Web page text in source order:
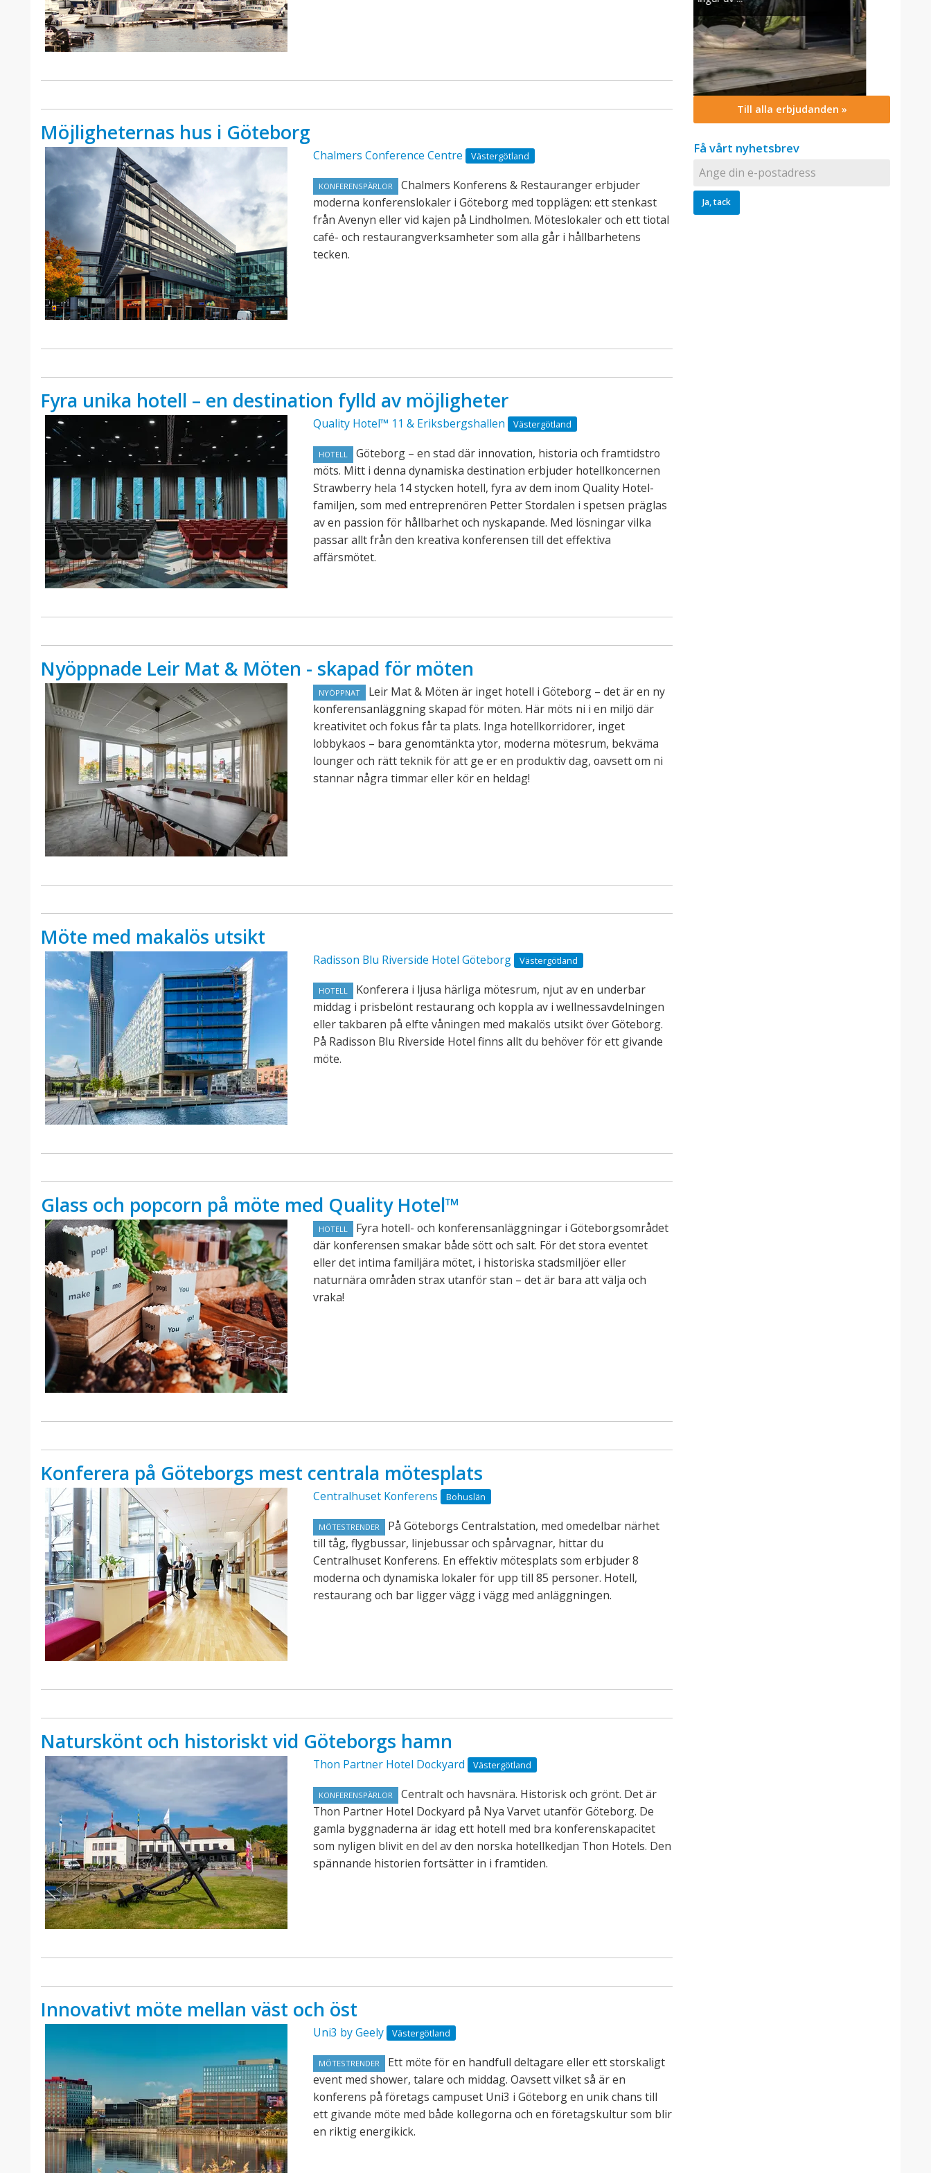
Möjligheternas hus i Göteborg
Chalmers Conference Centre Västergötland
KONFERENSPÄRLOR
Chalmers Konferens & Restauranger erbjuder
moderna konferenslokaler i Göteborg med topplägen: ett stenkast
från Avenyn eller vid kajen på Lindholmen. Möteslokaler och ett tiotal
café- och restaurangverksamheter som alla går i hållbarhetens
tecken.
Fyra unika hotell – en destination fylld av möjligheter
Quality Hotel™ 11 & Eriksbergshallen Västergötland
HOTELL
Göteborg – en stad där innovation, historia och framtidstro
möts. Mitt i denna dynamiska destination erbjuder hotellkoncernen
Strawberry hela 14 stycken hotell, fyra av dem inom Quality Hotel-
familjen, som med entreprenören Petter Stordalen i spetsen präglas
av en passion för hållbarhet och nyskapande. Med lösningar vilka
passar allt från den kreativa konferensen till det effektiva
affärsmötet.
Nyöppnade Leir Mat & Möten - skapad för möten
NYÖPPNAT
Leir Mat & Möten är inget hotell i Göteborg – det är en ny
konferensanläggning skapad för möten. Här möts ni i en miljö där
kreativitet och fokus får ta plats. Inga hotellkorridorer, inget
lobbykaos – bara genomtänkta ytor, moderna mötesrum, bekväma
lounger och rätt teknik för att ge er en produktiv dag, oavsett om ni
stannar några timmar eller kör en heldag!
Möte med makalös utsikt
Radisson Blu Riverside Hotel Göteborg Västergötland
HOTELL
Konferera i ljusa härliga mötesrum, njut av en underbar
middag i prisbelönt restaurang och koppla av i wellnessavdelningen
eller takbaren på elfte våningen med makalös utsikt över Göteborg.
På Radisson Blu Riverside Hotel finns allt du behöver för ett givande
möte.
Glass och popcorn på möte med Quality Hotel™
HOTELL
Fyra hotell- och konferensanläggningar i Göteborgsområdet
där konferensen smakar både sött och salt. För det stora eventet
eller det intima familjära mötet, i historiska stadsmiljöer eller
naturnära områden strax utanför stan – det är bara att välja och
vraka!
Konferera på Göteborgs mest centrala mötesplats
Centralhuset Konferens Bohuslän
MÖTESTRENDER
På Göteborgs Centralstation, med omedelbar närhet
till tåg, flygbussar, linjebussar och spårvagnar, hittar du
Centralhuset Konferens. En effektiv mötesplats som erbjuder 8
moderna och dynamiska lokaler för upp till 85 personer. Hotell,
restaurang och bar ligger vägg i vägg med anläggningen.
Naturskönt och historiskt vid Göteborgs hamn
Thon Partner Hotel Dockyard Västergötland
KONFERENSPÄRLOR
Centralt och havsnära. Historisk och grönt. Det är
Thon Partner Hotel Dockyard på Nya Varvet utanför Göteborg. De
gamla byggnaderna är idag ett hotell med bra konferenskapacitet
som nyligen blivit en del av den norska hotellkedjan Thon Hotels. Den
spännande historien fortsätter in i framtiden.
Innovativt möte mellan väst och öst
Uni3 by Geely Västergötland
MÖTESTRENDER
Ett möte för en handfull deltagare eller ett storskaligt
event med shower, talare och middag. Oavsett vilket så är en
konferens på företags campuset Uni3 i Göteborg en unik chans till
ett givande möte med både kollegorna och en företagskultur som blir
en riktig energikick.
Till alla erbjudanden »
Få vårt nyhetsbrev